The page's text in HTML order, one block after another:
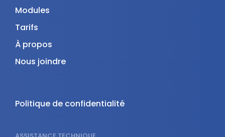
Modules
Tarifs
À propos
Nous joindre
Politique de confidentialité